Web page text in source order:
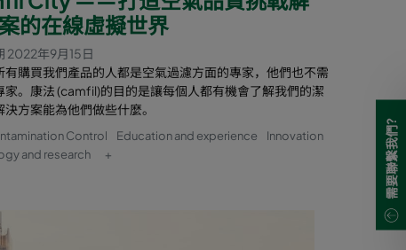
的在線虛擬世界
2022年9月15日
有購買我們產品的人都是空氣過濾方面的專家，他們也不需
家。康法 (camfil)的目的是讓每個人都有機會了解我們的潔
方案能為他們做些什麼。
Control Education and experience
Innovation
and research
+ 需要聯繫我們?